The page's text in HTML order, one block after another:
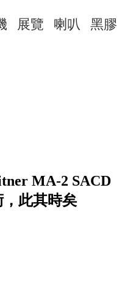
展覽 喇叭 黑膠
MA-2 SACD
，此其時矣